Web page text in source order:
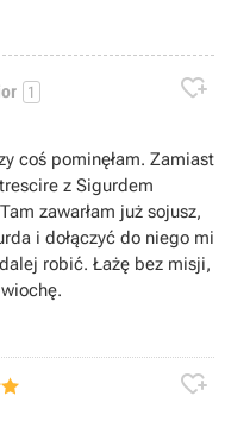
1 
coś pominęłam. Zamiast
zawarłam już sojusz,
i dołączyć do niego mi
robić. Łażę bez misji,
